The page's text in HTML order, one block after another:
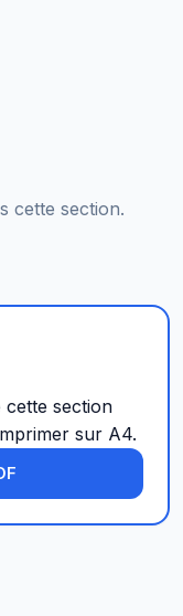
cette section.
cette section
sur A4.